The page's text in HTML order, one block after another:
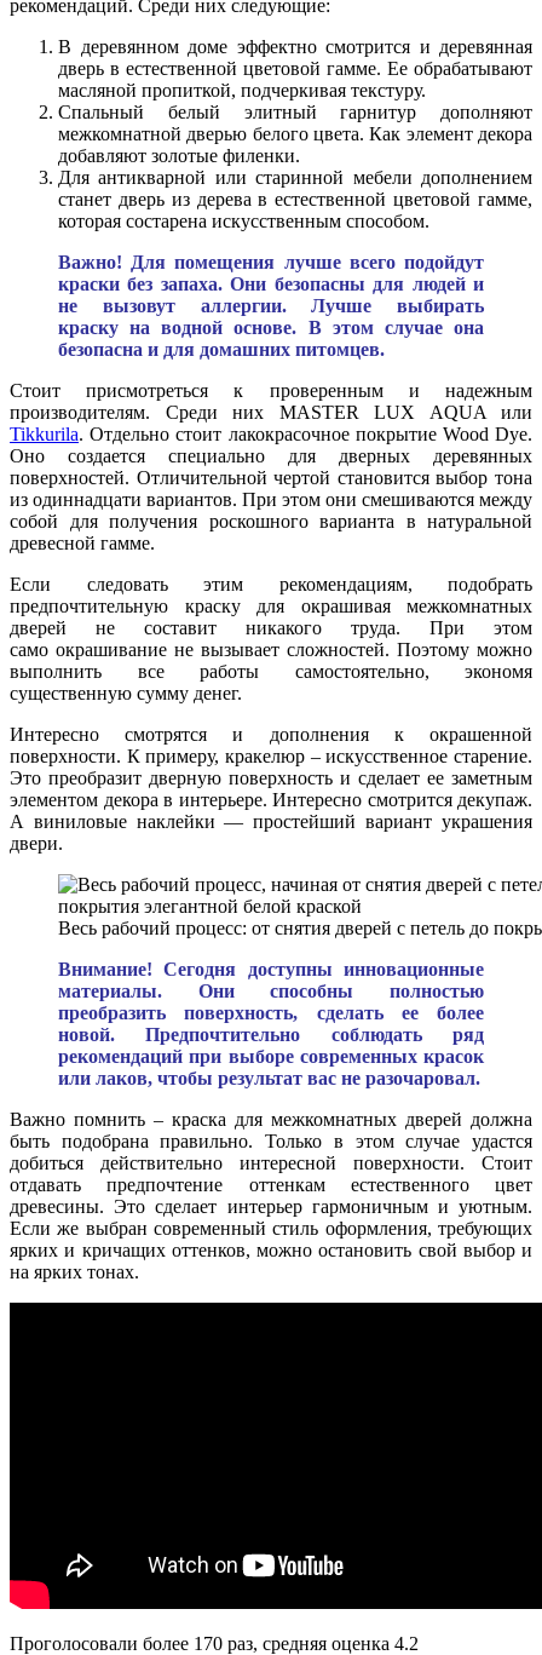
рекомендаций. Среди них следующие:
В деревянном доме эффектно смотрится и деревянная
дверь в естественной цветовой гамме. Ее обрабатывают
масляной пропиткой, подчеркивая текстуру.
Спальный белый элитный гарнитур дополняют
межкомнатной дверью белого цвета. Как элемент декора
добавляют золотые филенки.
Для антикварной или старинной мебели дополнением
станет дверь из дерева в естественной цветовой гамме,
которая состарена искусственным способом.
Важно! Для помещения лучше всего подойдут
краски без запаха. Они безопасны для людей и
не вызовут аллергии. Лучше выбирать
краску на водной основе. В этом случае она
безопасна и для домашних питомцев.
Стоит присмотреться к проверенным и надежным
производителям. Среди них MASTER LUX AQUA или
Tikkurila. Отдельно стоит лакокрасочное покрытие Wood Dye.
Оно создается специально для дверных деревянных
поверхностей. Отличительной чертой становится выбор тона
из одиннадцати вариантов. При этом они смешиваются между
собой для получения роскошного варианта в натуральной
древесной гамме.
Если следовать этим рекомендациям, подобрать
предпочтительную краску для окрашивая межкомнатных
дверей не составит никакого труда. При этом
само окрашивание не вызывает сложностей. Поэтому можно
выполнить все работы самостоятельно, экономя
существенную сумму денег.
Интересно смотрятся и дополнения к окрашенной
поверхности. К примеру, кракелюр – искусственное старение.
Это преобразит дверную поверхность и сделает ее заметным
элементом декора в интерьере. Интересно смотрится декупаж.
А виниловые наклейки — простейший вариант украшения
двери.
Весь рабочий процесс: от снятия дверей с петель до
Внимание! Сегодня доступны инновационные
материалы. Они способны полностью
преобразить поверхность, сделать ее более
новой. Предпочтительно соблюдать ряд
рекомендаций при выборе современных красок
или лаков, чтобы результат вас не разочаровал.
Важно помнить – краска для межкомнатных дверей должна
быть подобрана правильно. Только в этом случае удастся
добиться действительно интересной поверхности. Стоит
отдавать предпочтение оттенкам естественного цвет
древесины. Это сделает интерьер гармоничным и уютным.
Если же выбран современный стиль оформления, требующих
ярких и кричащих оттенков, можно остановить свой выбор и
на ярких тонах.
Проголосовали более 170 раз, средняя оценка 4.2